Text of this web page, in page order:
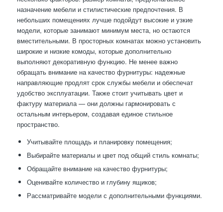
назначение мебели и стилистические предпочтения. В
небольших помещениях лучше подойдут высокие и узкие
модели, которые занимают минимум места, но остаются
вместительными. В просторных комнатах можно установить
широкие и низкие комоды, которые дополнительно
выполняют декоративную функцию. Не менее важно
обращать внимание на качество фурнитуры: надежные
направляющие продлят срок службы мебели и обеспечат
удобство эксплуатации. Также стоит учитывать цвет и
фактуру материала — они должны гармонировать с
остальным интерьером, создавая единое стильное
пространство.
Учитывайте площадь и планировку помещения;
Выбирайте материалы и цвет под общий стиль комнаты;
Обращайте внимание на качество фурнитуры;
Оценивайте количество и глубину ящиков;
Рассматривайте модели с дополнительными функциями.